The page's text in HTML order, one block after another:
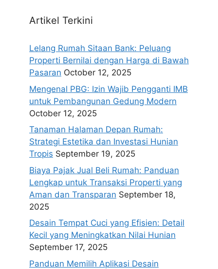
Artikel Terkini
Lelang Rumah Sitaan Bank: Peluang
Properti Bernilai dengan Harga di Bawah
Pasaran October 12, 2025
Mengenal PBG: Izin Wajib Pengganti IMB
untuk Pembangunan Gedung Modern
October 12, 2025
Tanaman Halaman Depan Rumah:
Strategi Estetika dan Investasi Hunian
Tropis September 19, 2025
Biaya Pajak Jual Beli Rumah: Panduan
Lengkap untuk Transaksi Properti yang
Aman dan Transparan September 18,
2025
Desain Tempat Cuci yang Efisien: Detail
Kecil yang Meningkatkan Nilai Hunian
September 17, 2025
Panduan Memilih Aplikasi Desain